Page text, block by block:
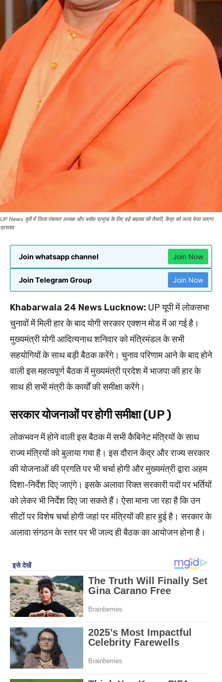
UP News यूपी में जिला पंचायत अध्यक्ष और ब्लॉक प्रमुख के लिए बड़े बदलाव की तैयारी, केंद्र को जल्द भेजा जाएगा
प्रस्ताव
Join whatsapp channel Join Now
Join Telegram Group Join Now
Khabarwala 24 News Lucknow: UP यूपी में लोकसभा
चुनावों में मिली हार के बाद योगी सरकार एक्शन मोड में आ गई है।
मुख्यमंत्री योगी आदित्यनाथ शनिवार को मंत्रिमंडल के सभी
सहयोगियों के साथ बड़ी बैठक करेंगे। चुनाव परिणाम आने के बाद होने
वाली इस महत्वपूर्ण बैठक में मुख्यमंत्री प्रदेश में भाजपा की हार के
साथ ही सभी मंत्री के कार्यों की समीक्षा करेंगे।
सरकार योजनाओं पर होगी समीक्षा (UP )
लोकभवन में होने वाली इस बैठक में सभी कैबिनेट मंत्रियों के साथ
राज्य मंत्रियों को बुलाया गया है। इस दौरान केंद्र और राज्य सरकार
की योजनाओं की प्रगति पर भी चर्चा होगी और मुख्यमंत्री द्वारा अहम
दिशा-निर्देश दिए जाएंगे। इसके अलावा रिक्त सरकारी पदों पर भर्तियों
को लेकर भी निर्देश दिए जा सकते हैं। ऐसा माना जा रहा है कि उन
सीटों पर विशेष चर्चा होगी जहां पर मंत्रियों की हार हुई है। सरकार के
अलावा संगठन के स्तर पर भी जल्द ही बैठक का आयोजन होना है।